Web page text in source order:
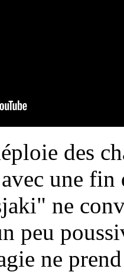
des
une fin
ne
peu
ne